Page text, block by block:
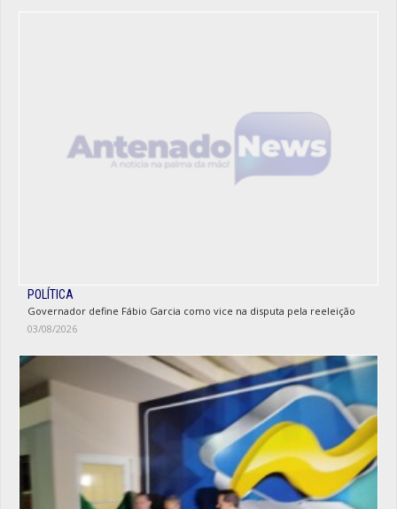
POLÍTICA
Governador define Fábio Garcia como vice na disputa pela reeleição
03/08/2026